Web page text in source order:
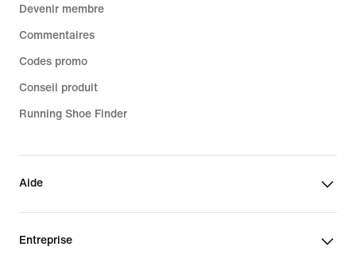
Devenir membre
Commentaires
Codes promo
Conseil produit
Running Shoe Finder
Aide
Entreprise